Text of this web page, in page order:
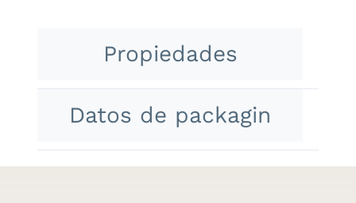
Propiedades
Datos de packagin